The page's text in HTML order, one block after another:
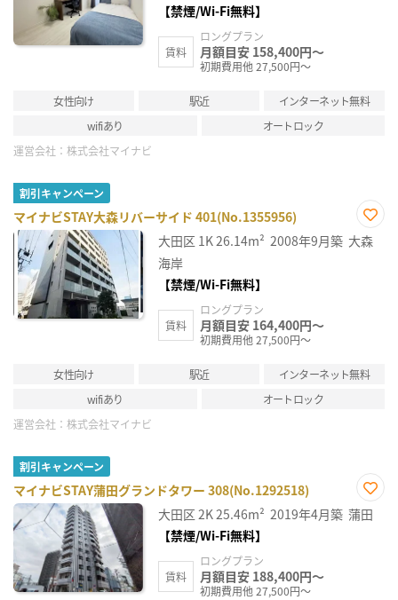
【禁煙/Wi-Fi無料】
賃料
ロングプラン
月額目安 158,400円～
初期費用他 27,500円～
女性向け 駅近
インターネット無料
wifiあり
オートロック
運営会社： 株式会社マイナビ
割引キャンペーン
マイナビSTAY大森リバーサイド 401(No.1355956)
お気
に入
大田区 1K26.14m² 2008年9月築 大森
海岸
【禁煙/Wi-Fi無料】
賃料
ロングプラン
月額目安 164,400円～
初期費用他 27,500円～
女性向け 駅近
インターネット無料
wifiあり
オートロック
運営会社： 株式会社マイナビ
割引キャンペーン
マイナビSTAY蒲田グランドタワー 308(No.1292518)
お気
に入
大田区 2K25.46m² 2019年4月築 蒲田
【禁煙/Wi-Fi無料】
賃料
ロングプラン
月額目安 188,400円～
初期費用他 27,500円～